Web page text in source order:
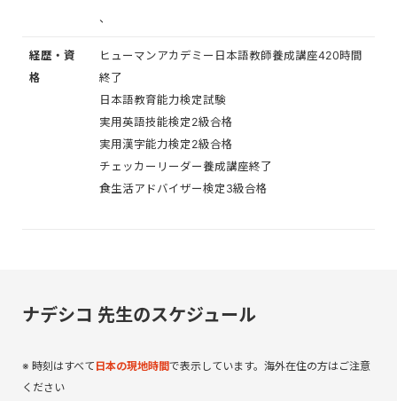
、
経歴・資
格
ヒューマンアカデミー日本語教師養成講座420時間
終了
日本語教育能力検定試験
実用英語技能検定2級合格
実用漢字能力検定2級合格
チェッカーリーダー養成講座終了
食生活アドバイザー検定3級合格
ナデシコ 先生のスケジュール
時刻はすべて 日本の現地時間で表示しています。海外在住の方はご注意
ください